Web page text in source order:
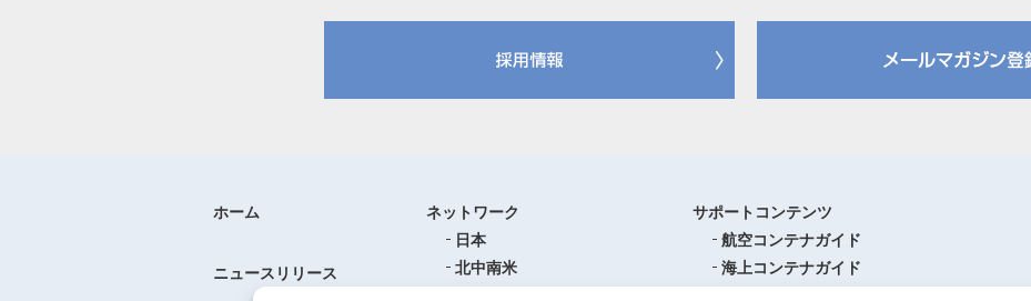
ホーム
ニュースリリース
ネットワーク
日本
北中南米
サポートコンテンツ
航空コンテナガイド
海上コンテナガイド